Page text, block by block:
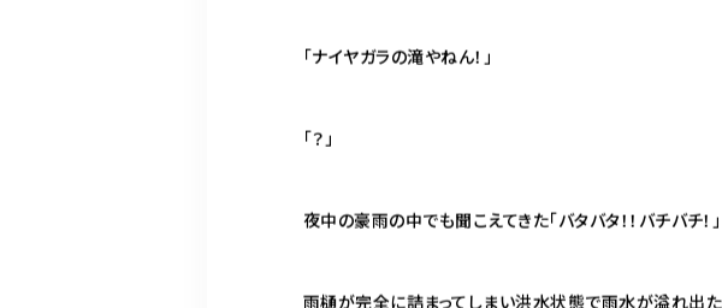
「ナイヤガラの滝やねん！」
「？」
夜中の豪雨の中でも聞こえてきた「バタバタ！！バチバチ！